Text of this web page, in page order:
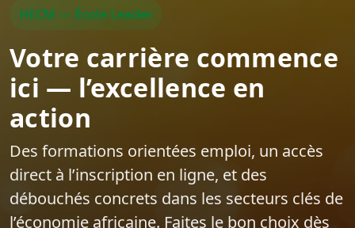
HECM — École Leader
Votre carrière commence
ici — l’excellence en
action
Des formations orientées emploi‍, un accès
direct à l’inscription en ligne, et des
débouchés concrets dans les secteurs clés de
l’économie africaine. Faites le bon choix dès